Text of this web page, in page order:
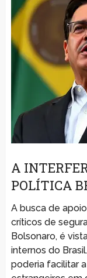
A
POLÍTICA
A busca de
críticos de
Bolsonaro, é
internos do
poderia facilitar